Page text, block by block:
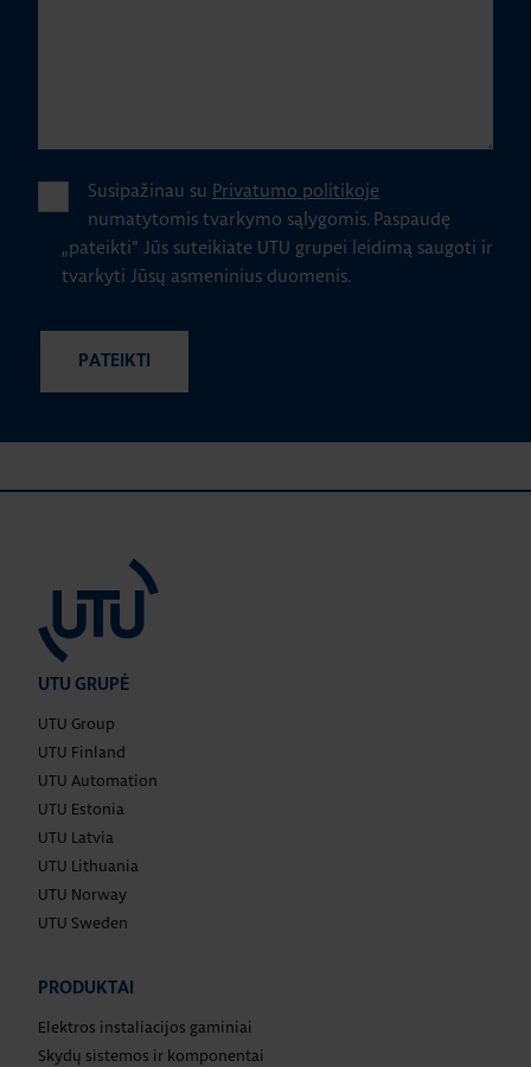
Susipažinau su Privatumo politikoje
numatytomis tvarkymo sąlygomis. Paspaudę
„pateikti" Jūs suteikiate UTU grupei leidimą saugoti ir
tvarkyti Jūsų asmeninius duomenis.
UTU GRUPĖ
UTU Group
UTU Finland
UTU Automation
UTU Estonia
UTU Latvia
UTU Lithuania
UTU Norway
UTU Sweden
PRODUKTAI
Elektros instaliacijos gaminiai
Skydų sistemos ir komponentai